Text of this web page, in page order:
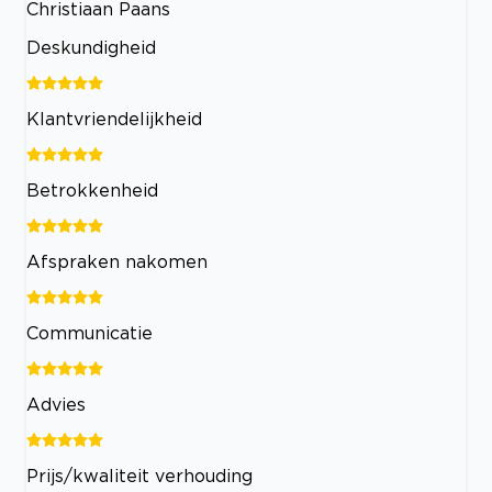
Christiaan Paans
Deskundigheid
Klantvriendelijkheid
Betrokkenheid
Afspraken nakomen
Communicatie
Advies
Prijs/kwaliteit verhouding